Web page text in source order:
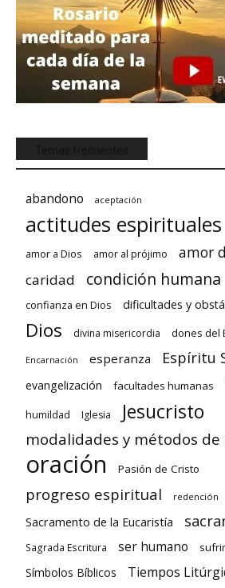
abandono aceptación
actitudes espirituales
amor a Dios amor al prójimo amor
caridad condición humana
confianza en Dios dificultades y
Dios divina misericordia dones del
Encarnación esperanza Espíritu
evangelización facultades humanas
humildad Iglesia Jesucristo
modalidades y métodos de
oración Pasión de Cristo
progreso espiritual redención
Sacramento de la Eucaristía
Sagrada Escritura ser humano
Símbolos Bíblicos Tiempos